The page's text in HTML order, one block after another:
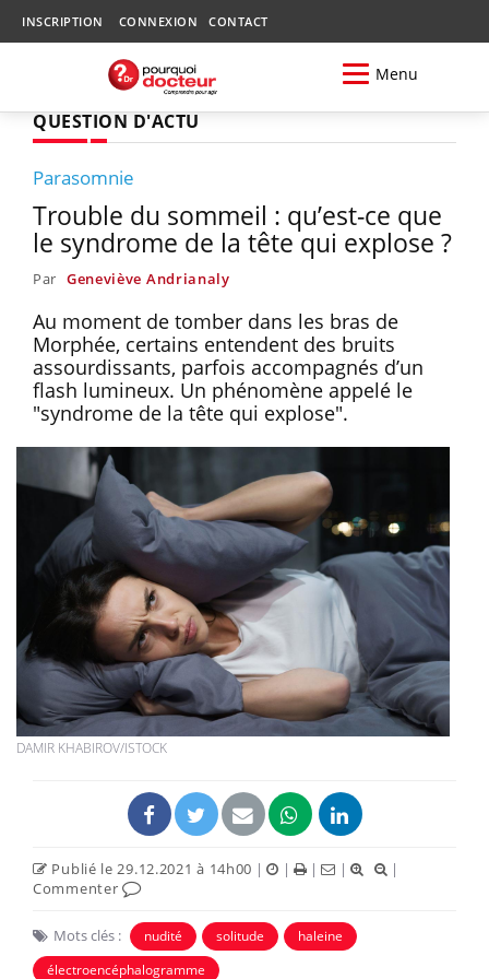
INSCRIPTION CONNEXION CONTACT
Menu
QUESTION D'ACTU
Parasomnie
Trouble du sommeil : qu’est-ce que
le syndrome de la tête qui explose ?
Par Geneviève Andrianaly
Au moment de tomber dans les bras de
Morphée, certains entendent des bruits
assourdissants, parfois accompagnés d’un
flash lumineux. Un phénomène appelé le
"syndrome de la tête qui explose".
DAMIR KHABIROV/ISTOCK
Publié le 29.12.2021 à 14h00 | | | |
|
Commenter
Mots clés : nudité solitude
haleine
électroencéphalogramme